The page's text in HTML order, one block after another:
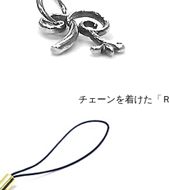
チェーンを着けた「